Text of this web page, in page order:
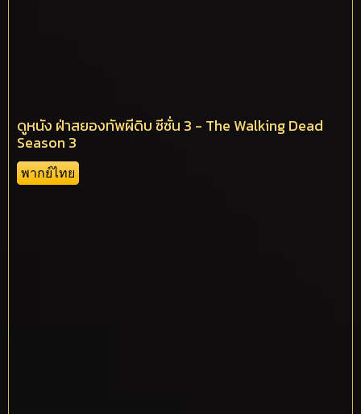
ดูหนัง ฝ่าสยองทัพผีดิบ ซีซั่น 3 - The Walking Dead
Season 3
พากย์ไทย